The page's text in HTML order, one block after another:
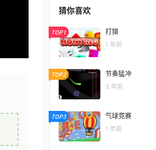
猜你喜欢
TOP1 打猎
1 年前
TOP2 节奏猛冲
3 年前
TOP3 气球竞赛
1 年前